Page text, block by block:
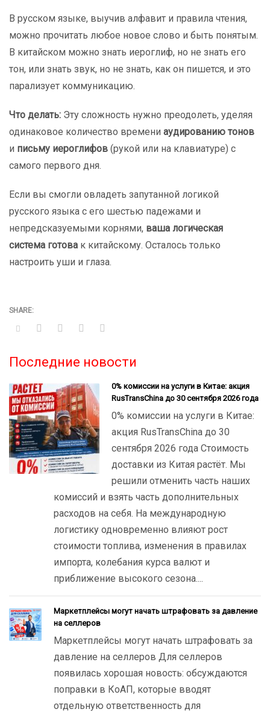
В русском языке, выучив алфавит и правила чтения,
можно прочитать любое новое слово и быть понятым.
В китайском можно знать иероглиф, но не знать его
тон, или знать звук, но не знать, как он пишется, и это
парализует коммуникацию.
Что делать: Эту сложность нужно преодолеть, уделяя
одинаковое количество времени аудированию тонов
и письму иероглифов (рукой или на клавиатуре) с
самого первого дня.
Если вы смогли овладеть запутанной логикой
русского языка с его шестью падежами и
непредсказуемыми корнями, ваша логическая
система готова к китайскому. Осталось только
настроить уши и глаза.
Последние новости
0% комиссии на услуги в Китае: акция
RusTransChina до 30 сентября 2026 года
0% комиссии на услуги в Китае:
акция RusTransChina до 30
сентября 2026 года Стоимость
доставки из Китая растёт. Мы
решили отменить часть наших
комиссий и взять часть дополнительных
расходов на себя. На международную
логистику одновременно влияют рост
стоимости топлива, изменения в правилах
импорта, колебания курса валют и
приближение высокого сезона....
Маркетплейсы могут начать штрафовать за давление
на селлеров
Маркетплейсы могут начать штрафовать за
давление на селлеров Для селлеров
появилась хорошая новость: обсуждаются
поправки в КоАП, которые вводят
отдельную ответственность для